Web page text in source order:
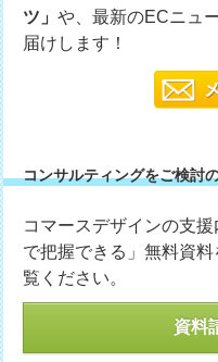
ツ」や、最新のECニュ
届けします！
コンサルティングをご検討
コマースデザインの支
で把握できる」無料資
覧ください。
資料